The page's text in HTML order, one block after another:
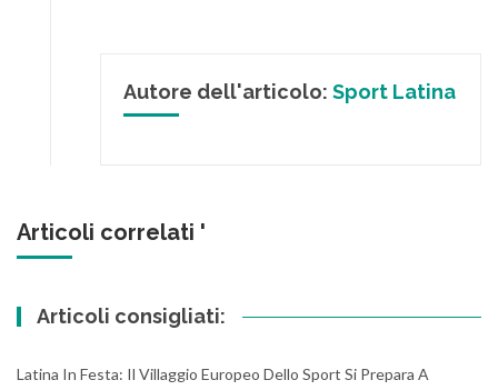
Autore dell'articolo: Sport Latina
Articoli correlati '
Articoli consigliati:
Latina In Festa: Il Villaggio Europeo Dello Sport Si Prepara A